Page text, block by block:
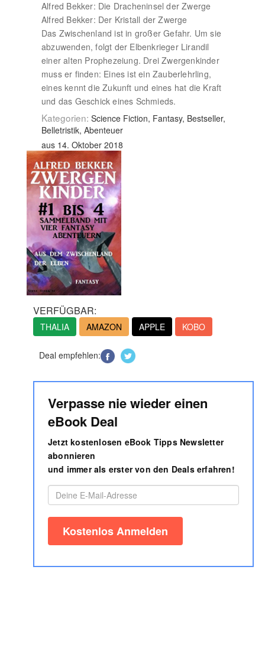
Alfred Bekker: Die Dracheninsel der Zwerge
Alfred Bekker: Der Kristall der Zwerge
Das Zwischenland ist in großer Gefahr. Um sie
abzuwenden, folgt der Elbenkrieger Lirandil
einer alten Prophezeiung. Drei Zwergenkinder
muss er finden: Eines ist ein Zauberlehrling,
eines kennt die Zukunft und eines hat die Kraft
und das Geschick eines Schmieds.
Kategorien: Science Fiction, Fantasy, Bestseller,
Belletristik, Abenteuer
aus 14. Oktober 2018
VERFÜGBAR:
THALIA AMAZON APPLE KOBO
Deal empfehlen:
Verpasse nie wieder einen
eBook Deal
Jetzt kostenlosen eBook Tipps Newsletter
abonnieren
und immer als erster von den Deals erfahren!